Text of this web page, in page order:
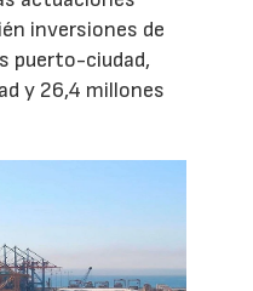
inversiones de
puerto-ciudad,
y 26,4 millones